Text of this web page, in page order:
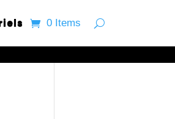
0 Items